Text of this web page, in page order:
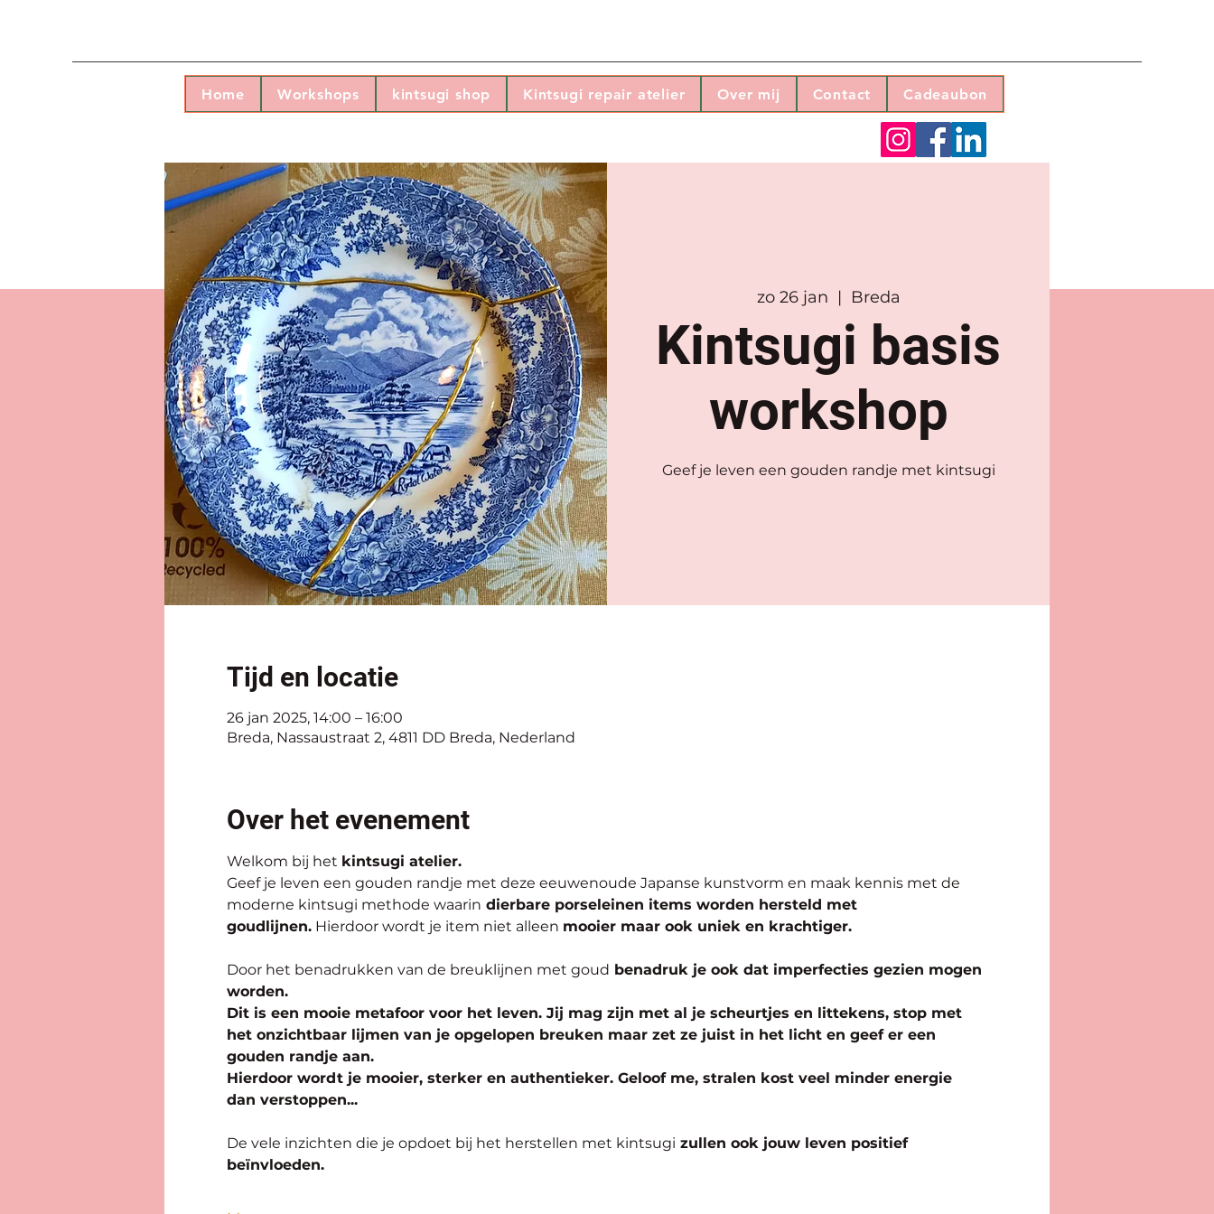
Home Workshops kintsugi shop Kintsugi repair atelier Over mij Contact Cadeaubon
zo 26 jan
  |
Breda
Kintsugi basis
workshop
Geef je leven een gouden randje met kintsugi
Tijd en locatie
26 jan 2025, 14:00 – 16:00
Breda, Nassaustraat 2, 4811 DD Breda, Nederland
Over het evenement
Welkom bij het kintsugi atelier.
Geef je leven een gouden randje met deze eeuwenoude Japanse kunstvorm en maak kennis met de
moderne kintsugi methode waarin dierbare porseleinen items worden hersteld met
goudlijnen. Hierdoor wordt je item niet alleen mooier maar ook uniek en krachtiger.
Door het benadrukken van de breuklijnen met goud benadruk je ook dat imperfecties gezien mogen
worden.
Dit is een mooie metafoor voor het leven. Jij mag zijn met al je scheurtjes en littekens, stop met
het onzichtbaar lijmen van je opgelopen breuken maar zet ze juist in het licht en geef er een
gouden randje aan.
Hierdoor wordt je mooier, sterker en authentieker. Geloof me, stralen kost veel minder energie
dan verstoppen...
De vele inzichten die je opdoet bij het herstellen met kintsugi zullen ook jouw leven positief
beïnvloeden.